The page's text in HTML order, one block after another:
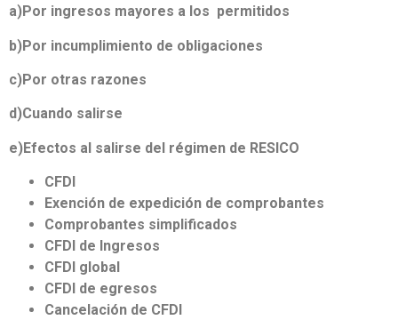
a)Por ingresos mayores a los permitidos
b)Por incumplimiento de obligaciones
c)Por otras razones
d)Cuando salirse
e)Efectos al salirse del régimen de RESICO
CFDI
Exención de expedición de comprobantes
Comprobantes simplificados
CFDI de Ingresos
CFDI global
CFDI de egresos
Cancelación de CFDI